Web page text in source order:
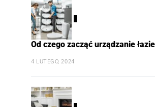
Od czego zacząć urządzanie
4 LUTEGO, 2024